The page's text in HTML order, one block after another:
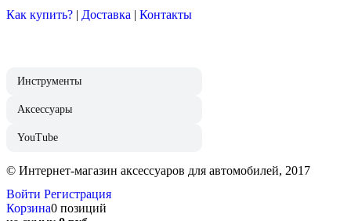
Как купить? | Доставка | Контакты
Инструменты
Аксессуары
YouTube
© Интернет-магазин аксессуаров для автомобилей, 2017
Войти Регистрация
Корзина0 позиций